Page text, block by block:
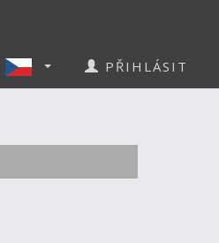
PŘIHLÁSIT